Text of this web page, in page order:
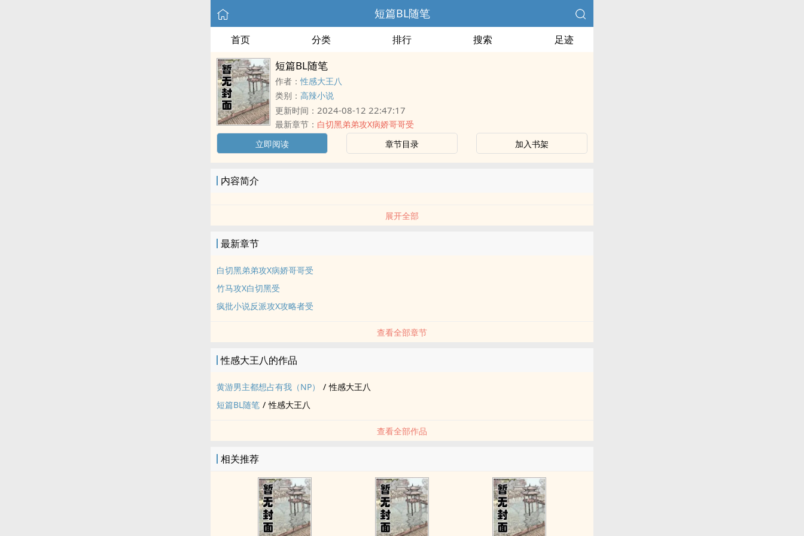
短篇BL随笔
首页 分类 排行 搜索 足迹
短篇BL随笔
作者：性感大王八
类别： 高辣小说
更新时间： 2024-08-12 22:47:17
最新章节： 白切黑弟弟攻X病娇哥哥受
立即阅读
章节目录 加入书架
内容简介
展开全部
最新章节
白切黑弟弟攻X病娇哥哥受
竹马攻X白切黑受
疯批小说反派攻X攻略者受
查看全部章节
性感大王八的作品
黄游男主都想占有我（NP） / 性感大王八
短篇BL随笔 / 性感大王八
查看全部作品
相关推荐